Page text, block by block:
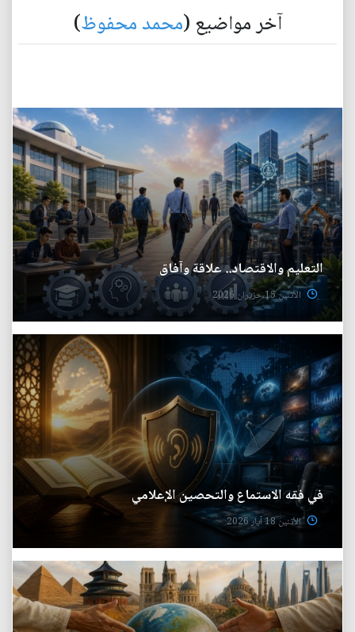
آخر مواضيع (محمد محفوظ)
التعليم والاقتصاد.. علاقة وآفاق
الأثنين 15 حزيران 2026
في فقه الاستماع والتحصين الإعلامي
الأثنين 18 آيار 2026